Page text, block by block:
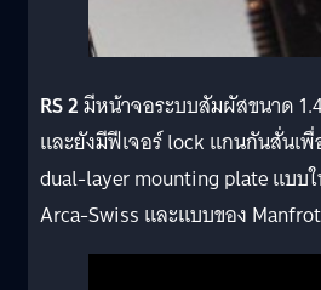
RS 2มีหน้าจอระบบสัมผัสขนาด
และยังมีฟีเจอร์ lock แกนกันสั่นเ
dual-layer mounting plate แบบ
Arca-Swiss และแบบของ